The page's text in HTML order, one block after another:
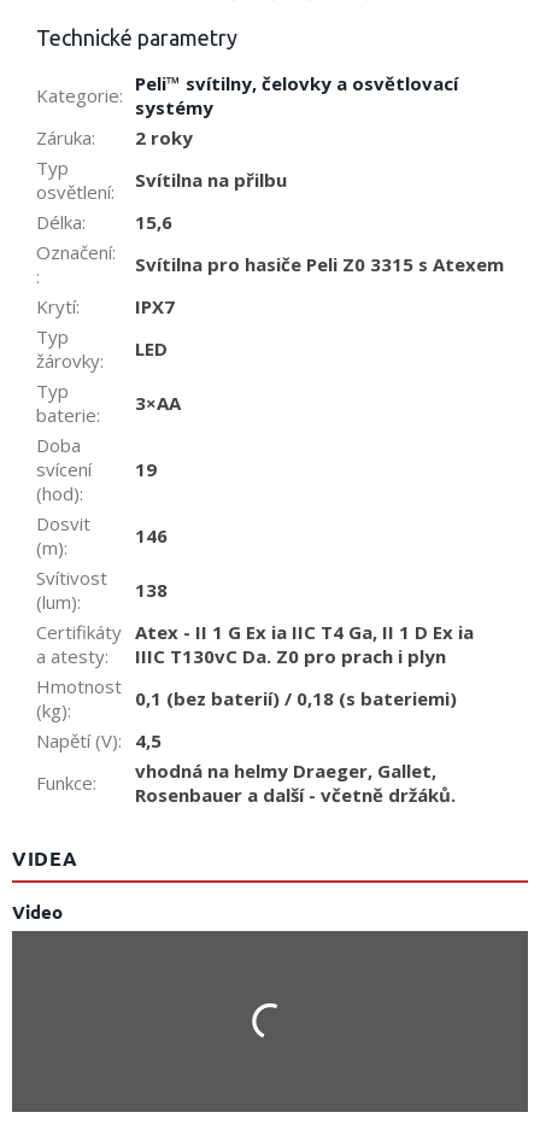
Technické parametry
Kategorie: Peli™ svítilny, čelovky a osvětlovací
systémy
Záruka:
2 roky
Typ
osvětlení:
Svítilna na přilbu
Délka:
15,6
Označení:
:
Svítilna pro hasiče Peli Z0 3315 s Atexem
Krytí:
IPX7
Typ
žárovky:
LED
Typ
baterie:
3×AA
Doba
svícení
(hod):
19
Dosvit
(m):
146
Svítivost
(lum):
138
Certifikáty
a atesty:
Atex - II 1 G Ex ia IIC T4 Ga, II 1 D Ex ia
IIIC T130vC Da. Z0 pro prach i plyn
Hmotnost
(kg):
0,1 (bez baterií) / 0,18 (s bateriemi)
Napětí (V):
4,5
Funkce:
vhodná na helmy Draeger, Gallet,
Rosenbauer a další - včetně držáků.
VIDEA
Video